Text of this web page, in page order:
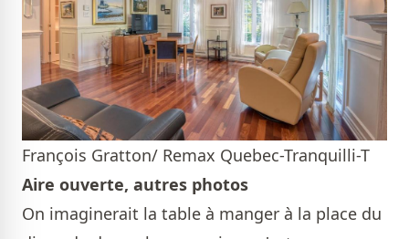
François Gratton/ Remax Quebec-Tranquilli-T
Aire ouverte, autres photos
On imaginerait la table à manger à la place du